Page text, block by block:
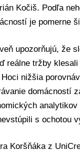
Kočiš. Podľa
je pomerne
upozorňujú, že
reálne tržby
nižšia
domácností
s ochotou
Koršňákaz